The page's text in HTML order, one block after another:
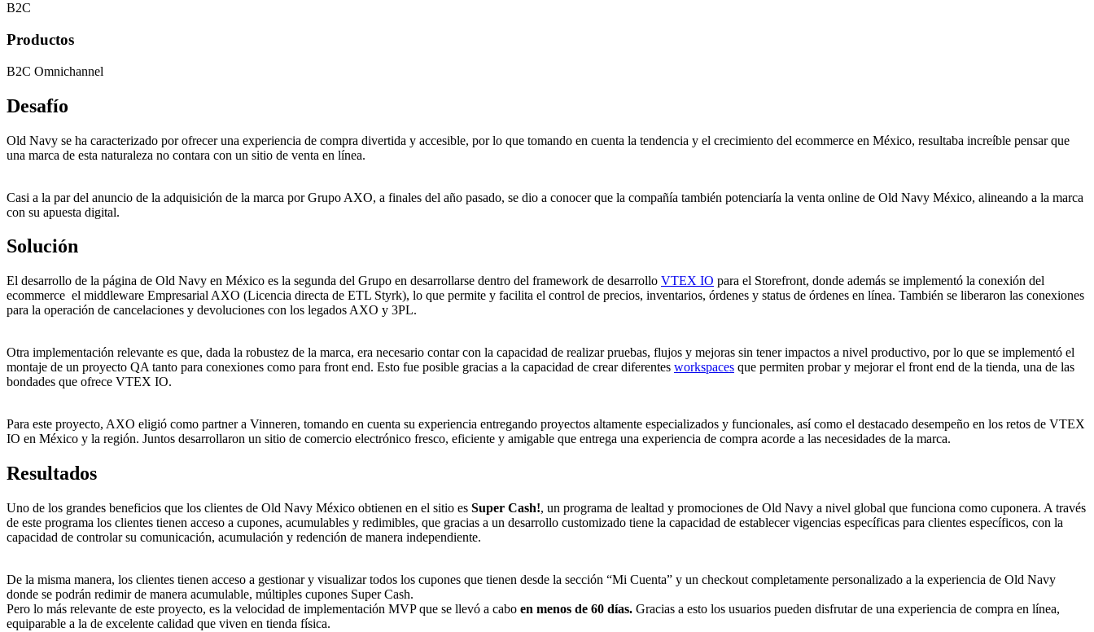
B2C
Productos
B2C Omnichannel
Desafío
Old Navy se ha caracterizado por ofrecer una experiencia de compra divertida y accesible, por lo que tomando en cuenta la tendencia y el crecimiento del ecommerce en México, resultaba increíble pensar que
una marca de esta naturaleza no contara con un sitio de venta en línea.
Casi a la par del anuncio de la adquisición de la marca por Grupo AXO, a finales del año pasado, se dio a conocer que la compañía también potenciaría la venta online de Old Navy México, alineando a la marca
con su apuesta digital.
Solución
El desarrollo de la página de Old Navy en México es la segunda del Grupo en desarrollarse dentro del framework de desarrollo VTEX IO para el Storefront, donde además se implementó la conexión del
ecommerce el middleware Empresarial AXO (Licencia directa de ETL Styrk), lo que permite y facilita el control de precios, inventarios, órdenes y status de órdenes en línea. También se liberaron las conexiones
para la operación de cancelaciones y devoluciones con los legados AXO y 3PL.
Otra implementación relevante es que, dada la robustez de la marca, era necesario contar con la capacidad de realizar pruebas, flujos y mejoras sin tener impactos a nivel productivo, por lo que se implementó el
montaje de un proyecto QA tanto para conexiones como para front end. Esto fue posible gracias a la capacidad de crear diferentes workspaces que permiten probar y mejorar el front end de la tienda, una de las
bondades que ofrece VTEX IO.
Para este proyecto, AXO eligió como partner a Vinneren, tomando en cuenta su experiencia entregando proyectos altamente especializados y funcionales, así como el destacado desempeño en los retos de VTEX
IO en México y la región. Juntos desarrollaron un sitio de comercio electrónico fresco, eficiente y amigable que entrega una experiencia de compra acorde a las necesidades de la marca.
Resultados
Uno de los grandes beneficios que los clientes de Old Navy México obtienen en el sitio es Super Cash!, un programa de lealtad y promociones de Old Navy a nivel global que funciona como cuponera. A través
de este programa los clientes tienen acceso a cupones, acumulables y redimibles, que gracias a un desarrollo customizado tiene la capacidad de establecer vigencias específicas para clientes específicos, con la
capacidad de controlar su comunicación, acumulación y redención de manera independiente.
De la misma manera, los clientes tienen acceso a gestionar y visualizar todos los cupones que tienen desde la sección “Mi Cuenta” y un checkout completamente personalizado a la experiencia de Old Navy
donde se podrán redimir de manera acumulable, múltiples cupones Super Cash.
Pero lo más relevante de este proyecto, es la velocidad de implementación MVP que se llevó a cabo en menos de 60 días. Gracias a esto los usuarios pueden disfrutar de una experiencia de compra en línea,
equiparable a la de excelente calidad que viven en tienda física.